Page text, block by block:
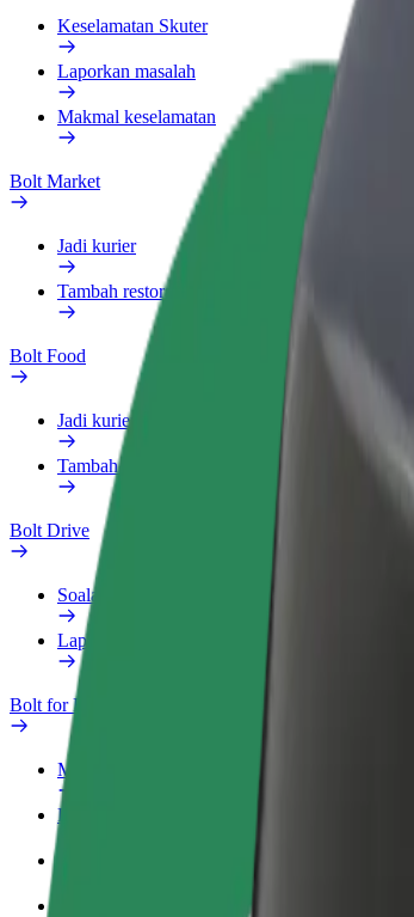
Keselamatan Skuter
Laporkan masalah
Makmal keselamatan
Bolt Market
Jadi kurier
Tambah restoran atau kedai
Bolt Food
Jadi kurier
Tambah restoran atau kedai
Bolt Drive
Soalan Lazim
Laporkan kenderaan
Bolt for Business
Manfaat
Profil kerja
Bolt Food untuk Perniagaan